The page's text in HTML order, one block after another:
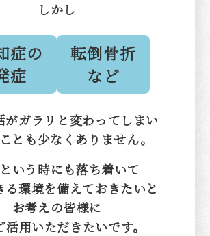
しかし
症の
症
転倒骨折
など
がガラリと変わってしまい
とも少なくありません。
いう時にも落ち着いて
る環境を備えておきたいと
お考えの皆様に
活用いただきたいです。